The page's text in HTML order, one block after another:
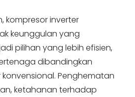
kompresor inverter
keunggulan yang
pilihan yang lebih efisien,
dibandingkan
Penghematan
ketahanan terhadap